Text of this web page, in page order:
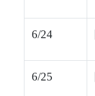
6/24
6/25